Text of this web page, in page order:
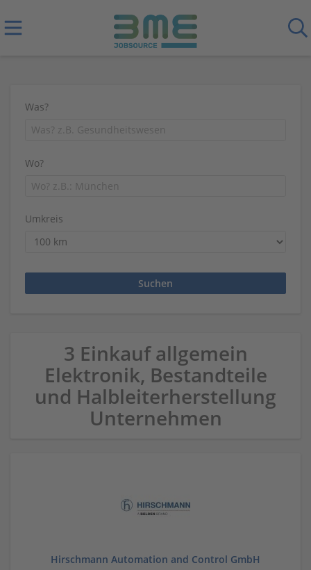
Was?
Wo?
Umkreis
3 Einkauf allgemein
Elektronik, Bestandteile
und Halbleiterherstellung
Unternehmen
Hirschmann Automation and Control GmbH